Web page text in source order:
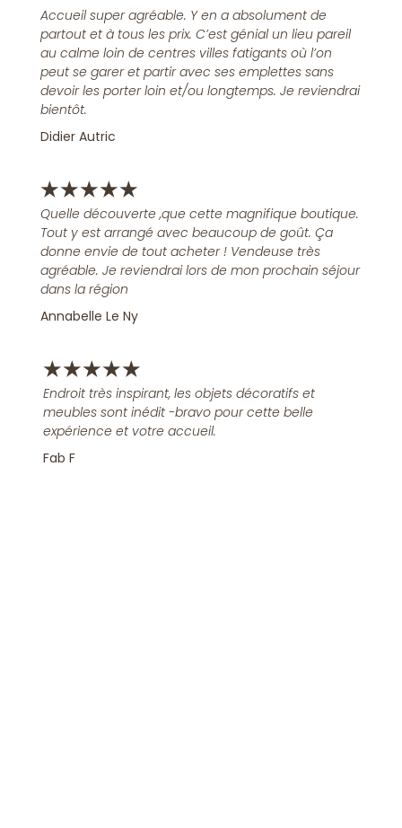
Accueil super agréable. Y en a absolument de
partout et à tous les prix. C’est génial un lieu pareil
au calme loin de centres villes fatigants où l’on
peut se garer et partir avec ses emplettes sans
devoir les porter loin et/ou longtemps. Je reviendrai
bientôt.
Didier Autric
★★★★★
Quelle découverte ,que cette magnifique boutique.
Tout y est arrangé avec beaucoup de goût. Ça
donne envie de tout acheter ! Vendeuse très
agréable. Je reviendrai lors de mon prochain séjour
dans la région
Annabelle Le Ny
★★★★★
Endroit très inspirant, les objets décoratifs et
meubles sont inédit -bravo pour cette belle
expérience et votre accueil.
Fab F